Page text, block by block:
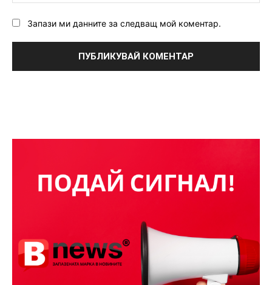
Запази ми данните за следващ мой коментар.